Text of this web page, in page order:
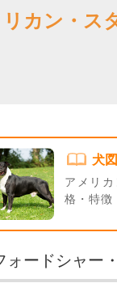
カン・ス
犬
アメリ
格・特徴
ォードシャー